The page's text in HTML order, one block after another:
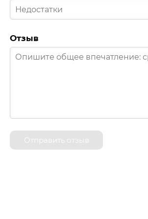
Отзыв
Отправить отзыв